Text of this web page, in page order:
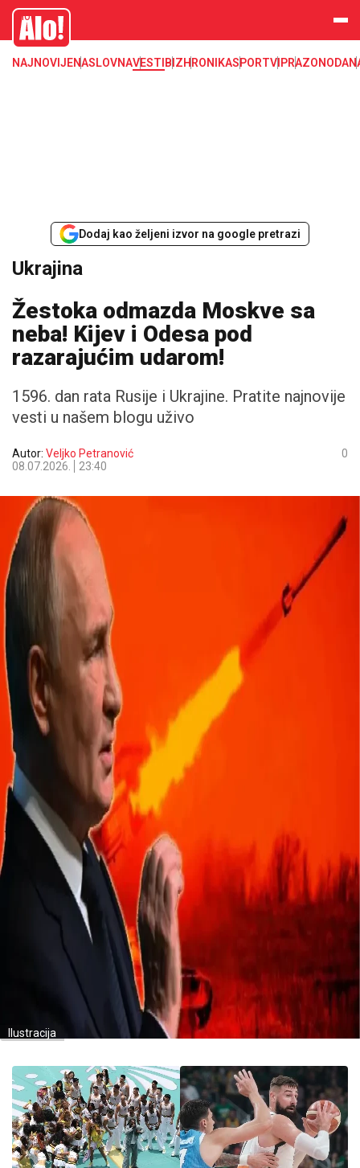
Ukrajina
Alo
NAJNOVIJENASLOVNAVESTI BIZHRONIKASPORTVIPRAZONODA
Dodaj kao željeni izvor na google pretrazi
Ukrajina
Žestoka odmazda Moskve sa
neba! Kijev i Odesa pod
razarajućim udarom!
1596. dan rata Rusije i Ukrajine. Pratite najnovije
vesti u našem blogu uživo
Autor: Veljko Petranović
08.07.2026.
23:40
0
Ilustracija